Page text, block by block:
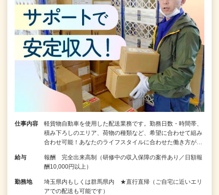
仕事内容
軽貨物自動車を使用した配送業務です。勤務日数・時間帯、
積み下ろしのエリア、荷物の種類など、希望に合わせて組み
合わせ可能！あなたのライフスタイルに合わせた働き方が…
給与
報酬 完全出来高制（研修中の収入保障の案件あり／日額報
酬10,000円以上）
勤務地
埼玉県内もしくは群馬県内 ★直行直帰（ご自宅に近いエリ
アでの配送も可能です）